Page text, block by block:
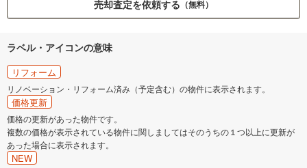
売却査定を依頼する （無料）
ラベル・アイコンの意味
リフォーム
リノベーション・リフォーム済み（予定含む）の物件に表示されます。
価格更新
価格の更新があった物件です。
複数の価格が表示されている物件に関しましてはそのうちの１つ以上に更新が
あった場合に表示されます。
NEW